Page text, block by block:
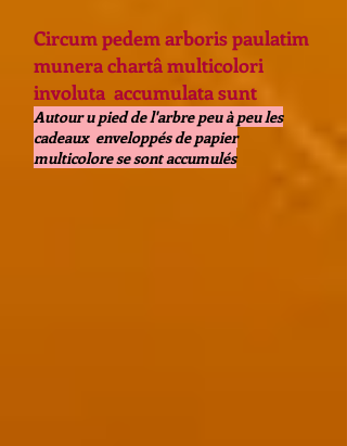
Circum pedem arboris paulatim
munera chartâ multicolori
involuta accumulata sunt
Autour u pied de l'arbre peu à peu les
cadeaux enveloppés de papier
multicolore se sont accumulés